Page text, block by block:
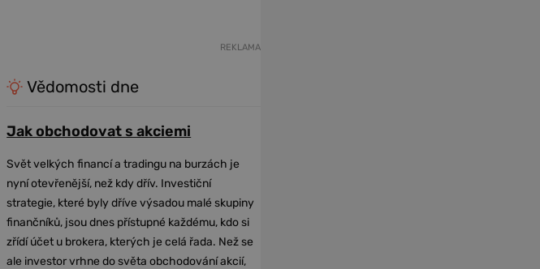
REKLAMA
Vědomosti dne
Jak obchodovat s akciemi
Svět velkých financí a tradingu na burzách je
nyní otevřenější, než kdy dřív. Investiční
strategie, které byly dříve výsadou malé skupiny
finančníků, jsou dnes přístupné každému, kdo si
zřídí účet u brokera, kterých je celá řada. Než se
ale investor vrhne do světa obchodování akcií,